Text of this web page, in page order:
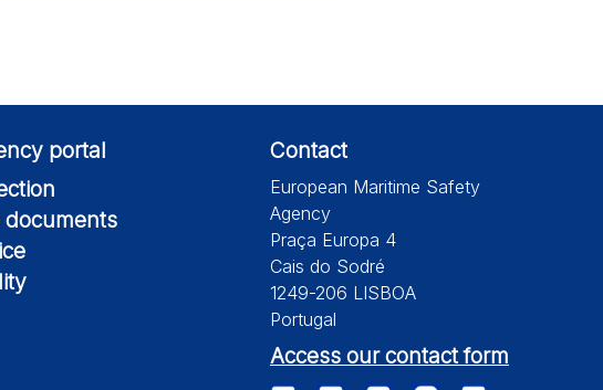
portal
documents
Contact
European Maritime Safety
Agency
Praça Europa 4
Cais do Sodré
1249-206 LISBOA
Portugal
Access our contact form